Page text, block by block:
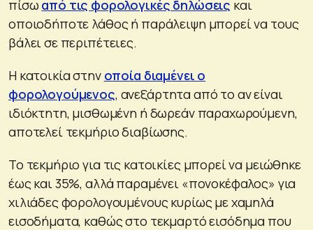
πίσω από τις φορολογικές δηλώσεις και
οποιοδήποτε λάθος ή παράλειψη μπορεί να τους
βάλει σε περιπέτειες.
Η κατοικία στην οποία διαμένει ο
φορολογούμενος, ανεξάρτητα από το αν είναι
ιδιόκτητη, μισθωμένη ή δωρεάν παραχωρούμενη,
αποτελεί τεκμήριο διαβίωσης.
Το τεκμήριο για τις κατοικίες μπορεί να μειώθηκε
έως και 35%, αλλά παραμένει «πονοκέφαλος» για
χιλιάδες φορολογουμένους κυρίως με χαμηλά
εισοδήματα, καθώς στο τεκμαρτό εισόδημα που